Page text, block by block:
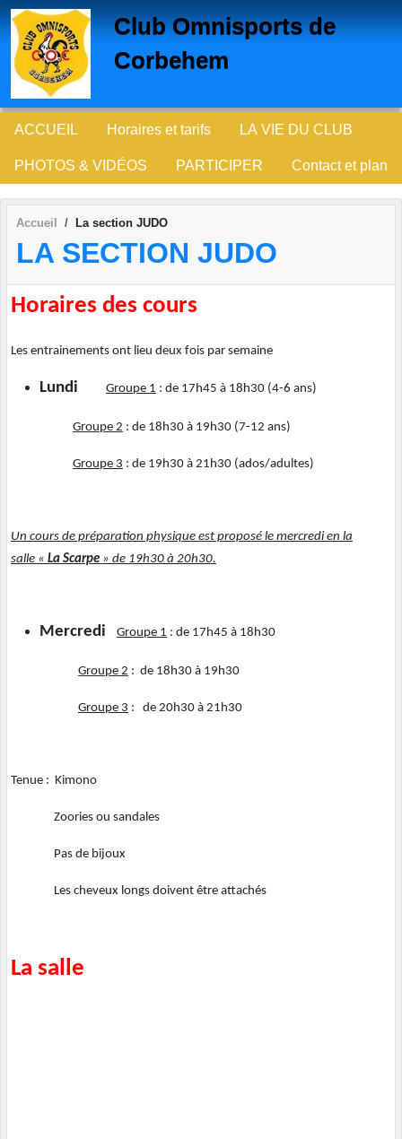
Club Omnisports de
Corbehem
ACCUEIL Horaires et tarifs LA VIE DU CLUB
PHOTOS & VIDÉOS PARTICIPER Contact et plan
Accueil La section JUDO
LA SECTION JUDO
Horaires des cours
Les entrainements ont lieu deux fois par semaine
Lundi Groupe 1 : de 17h45 à 18h30 (4-6 ans)
Groupe 2 : de 18h30 à 19h30 (7-12 ans)
Groupe 3 : de 19h30 à 21h30 (ados/adultes)
Un cours de préparation physique est proposé le mercredi en la
salle « La Scarpe » de 19h30 à 20h30.
Mercredi Groupe 1 : de 17h45 à 18h30
Groupe 2 : de 18h30 à 19h30
Groupe 3 : de 20h30 à 21h30
Tenue : Kimono
Zoories ou sandales
Pas de bijoux
Les cheveux longs doivent être attachés
La salle
Panneau de gestion des cookies